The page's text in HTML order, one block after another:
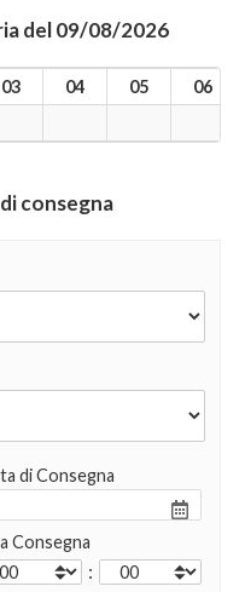
del 09/08/2026
03 04 05 06
consegna
di Consegna
Consegna
: